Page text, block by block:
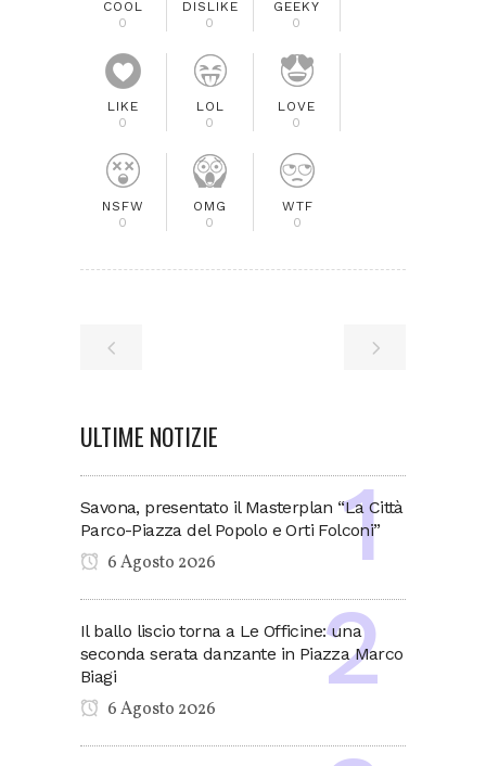
COOL
0
DISLIKE
0
GEEKY
0
LIKE
0
LOL
0
LOVE
0
NSFW
0
OMG
0
WTF
0
ULTIME NOTIZIE
Savona, presentato il Masterplan “La Città
Parco-Piazza del Popolo e Orti Folconi”
6 Agosto 2026
Il ballo liscio torna a Le Officine: una
seconda serata danzante in Piazza Marco
Biagi
6 Agosto 2026